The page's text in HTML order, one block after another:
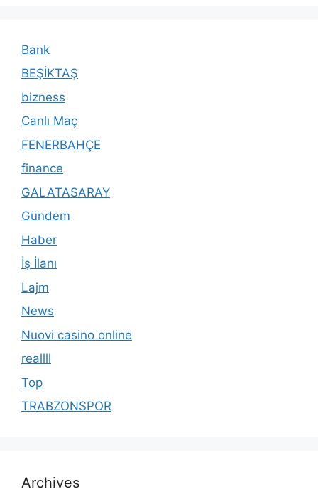
Bank
BEŞİKTAŞ
bizness
Canlı Maç
FENERBAHÇE
finance
GALATASARAY
Gündem
Haber
İş İlanı
Lajm
News
Nuovi casino online
reallll
Top
TRABZONSPOR
Archives